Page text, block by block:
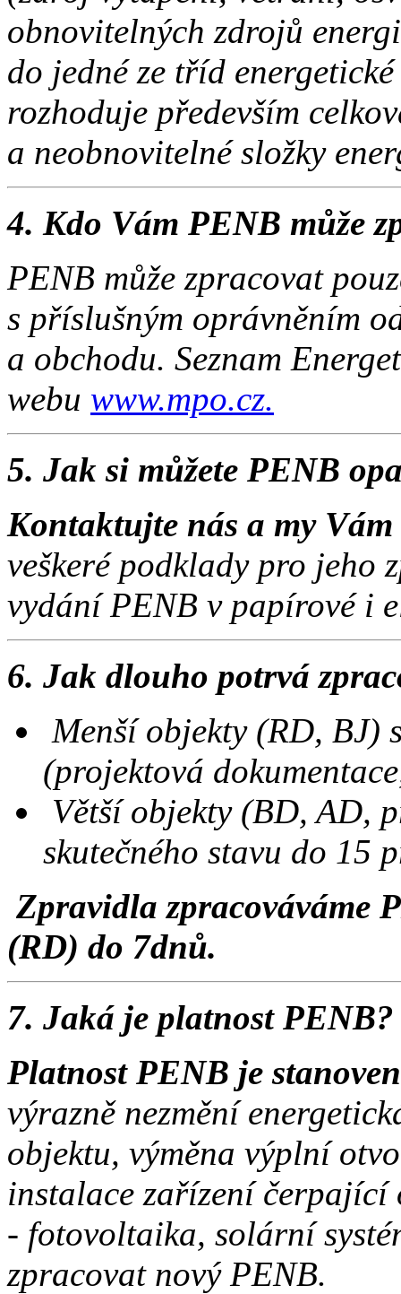
obnovitelných zdrojů
do jedné ze tříd
rozhoduje především
a neobnovitelné složky
4. Kdo Vám PENB může
PENB může zpracovat
s příslušným oprávněním
a obchodu. Seznam
webu www.mpo.cz.
5. Jak si můžete PENB
Kontaktujte nás a my
veškeré podklady pro jeho
vydání PENB v papírové i
6. Jak dlouho potrvá
Menší objekty (RD, BJ)
(projektová
Větší objekty (BD, AD,
skutečného stavu do 15
Zpravidla zpracováváme
(RD) do 7dnů.
7. Jaká je platnost
Platnost PENB je
výrazně nezmění
objektu, výměna výplní
instalace zařízení čerpající
- fotovoltaika, solární
zpracovat nový PENB.